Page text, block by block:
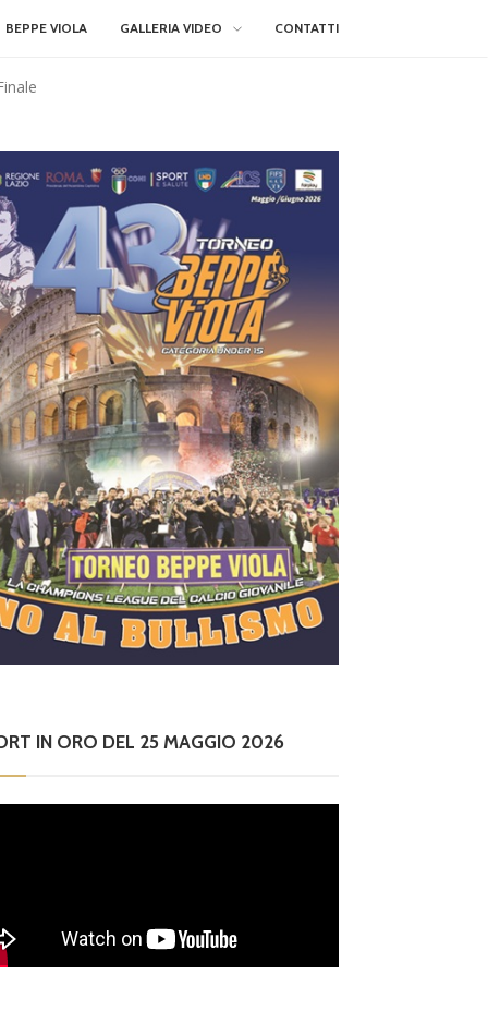
BEPPE VIOLA GALLERIA VIDEO CONTATTI
IN ORO DEL 25 MAGGIO 2026